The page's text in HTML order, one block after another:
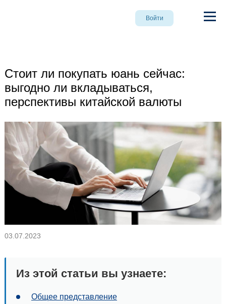
Войти
Стоит ли покупать юань сейчас:
выгодно ли вкладываться,
перспективы китайской валюты
03.07.2023
Из этой статьи вы узнаете:
Общее представление